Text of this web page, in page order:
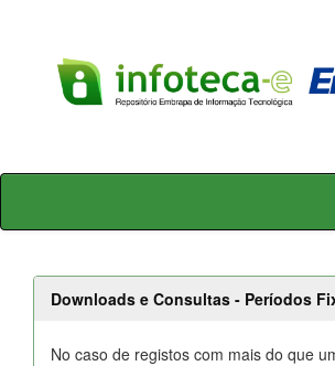
Skip
Downloads e Consultas - Períodos
No caso de registos com mais do que